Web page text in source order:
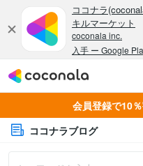
会員登録で10
ココナラブログ